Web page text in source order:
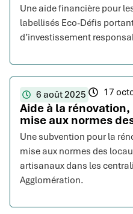
Une aide financière pour
labellisés Eco-Défis
d’investissement
6 août 2025 17
Aide à la
mise aux normes
Une subvention pour la
mise aux normes des
artisanaux dans les
Agglomération.